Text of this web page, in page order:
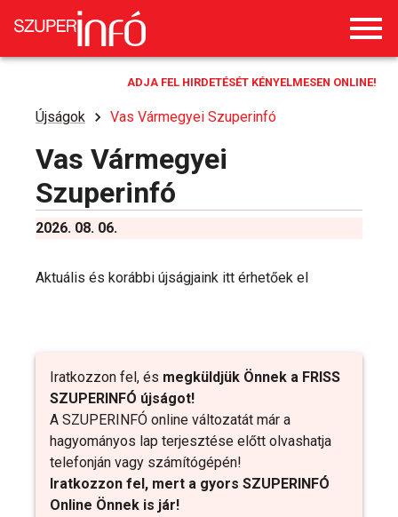
ADJA FEL HIRDETÉSÉT KÉNYELMESEN ONLINE!
Újságok Vas Vármegyei Szuperinfó
Vas Vármegyei
Szuperinfó
2026. 08. 06.
Iratkozzon fel, és megküldjük Önnek a FRISS
SZUPERINFÓ újságot!
A SZUPERINFÓ online változatát már a
hagyományos lap terjesztése előtt olvashatja
telefonján vagy számítógépén!
Iratkozzon fel, mert a gyors SZUPERINFÓ
Online Önnek is jár!
Aktuális és korábbi újságjaink itt érhetőek el